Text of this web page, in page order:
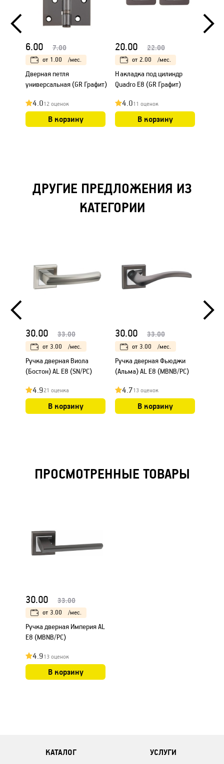
6.00 7.00
от 1.00 /мес.
Дверная петля
универсальная (GR Графит)
4.012 оценок
В корзину
20.00 22.00
от 2.00 /мес.
Накладка под цилиндр
Quadro Е8 (GR Графит)
4.011 оценок
В корзину
ДРУГИЕ ПРЕДЛОЖЕНИЯ ИЗ
КАТЕГОРИИ
30.00 33.00
от 3.00 /мес.
Ручка дверная Виола
(Бостон) AL E8 (SN/PC)
4.921 оценка
В корзину
30.00 33.00
от 3.00 /мес.
Ручка дверная Фьюджи
(Альма) AL E8 (MBNB/PC)
4.713 оценок
В корзину
ПРОСМОТРЕННЫЕ ТОВАРЫ
30.00 33.00
от 3.00 /мес.
Ручка дверная Империя AL
E8 (MBNB/PC)
4.913 оценок
В корзину
КАТАЛОГ УСЛУГИ